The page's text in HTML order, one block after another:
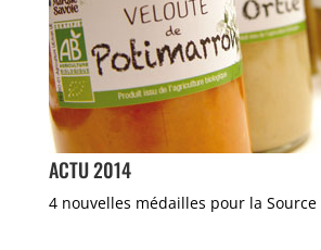
ACTU 2014
4 nouvelles médailles pour la Source